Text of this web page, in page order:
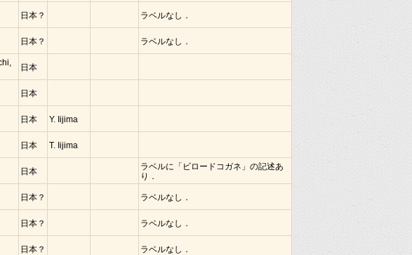
日本？ ラベルなし．
日本？ ラベルなし．
日本
日本
日本 Y. Iijima
日本 T. Iijima
日本
ラベルに「ビロードコガネ」の記述あ
り．
日本？ ラベルなし．
日本？ ラベルなし．
日本？ ラベルなし．